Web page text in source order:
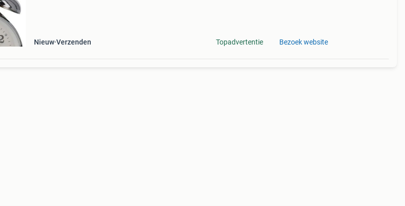
Nieuw Verzenden Topadvertentie Bezoek website